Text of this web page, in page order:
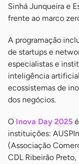
Sinhá Junqueira e
frente ao marco
A programação
de startups e
especialistas e
inteligência
ecossistemas de
dos negócios.
O Inova Day 2025
instituições:
(Associação
CDL Ribeirão